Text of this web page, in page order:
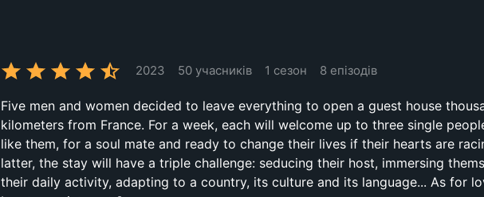
2023 50 учасників 1 сезон 8 епізодів
Five men and women decided to leave everything to open a guest house
kilometers from France. For a week, each will welcome up to three single
like them, for a soul mate and ready to change their lives if their hearts are
latter, the stay will have a triple challenge: seducing their host, immersing
their daily activity, adapting to a country, its culture and its language... As for